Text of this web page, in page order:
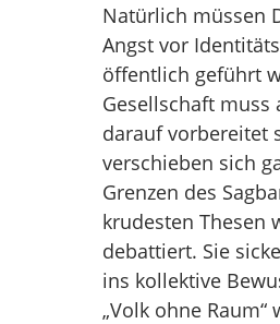
Natürlich müssen
Angst vor
öffentlich geführt
Gesellschaft
darauf vorbereitet
verschieben sich
Grenzen des
krudesten Thesen
debattiert. Sie
ins kollektive
„Volk ohne